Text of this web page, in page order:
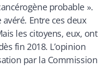
probable ».
Entre ces deux
les citoyens, eux, ont
fin 2018. L’opinion
par la Commission